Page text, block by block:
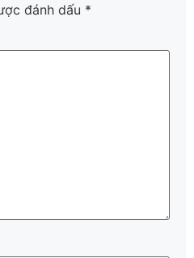
đánh dấu *